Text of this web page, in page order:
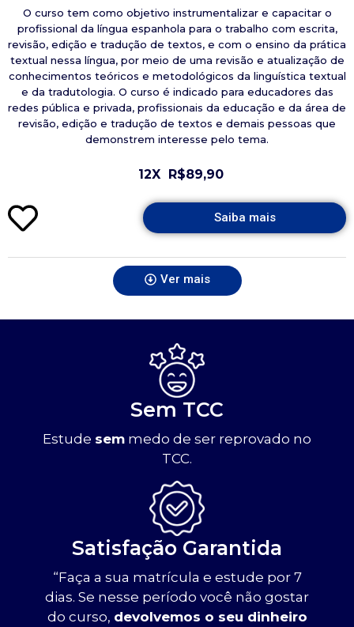
O curso tem como objetivo instrumentalizar e capacitar o
profissional da língua espanhola para o trabalho com escrita,
revisão, edição e tradução de textos, e com o ensino da prática
textual nessa língua, por meio de uma revisão e atualização de
conhecimentos teóricos e metodológicos da linguística textual
e da tradutologia. O curso é indicado para educadores das
redes pública e privada, profissionais da educação e da área de
revisão, edição e tradução de textos e demais pessoas que
demonstrem interesse pelo tema.
12X R$89,90
Saiba mais
Ver mais
Sem TCC
Estude sem medo de ser reprovado no
TCC.
Satisfação Garantida
“Faça a sua matrícula e estude por 7
dias. Se nesse período você não gostar
do curso, devolvemos o seu dinheiro